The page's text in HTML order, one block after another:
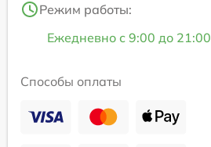
Режим работы:
Ежедневно с 9:00 до 21:00
Способы оплаты